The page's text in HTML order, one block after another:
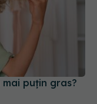
puțin gras?